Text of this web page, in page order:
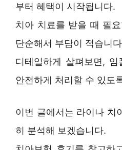
부터 혜택이 시작됩니다.
치아 치료를 받을 때 필
단순해서 부담이 적습니
디테일하게 살펴보면,
안전하게 처리할 수 있도
이번 글에서는 라이나 치
히 분석해 보겠습니다.